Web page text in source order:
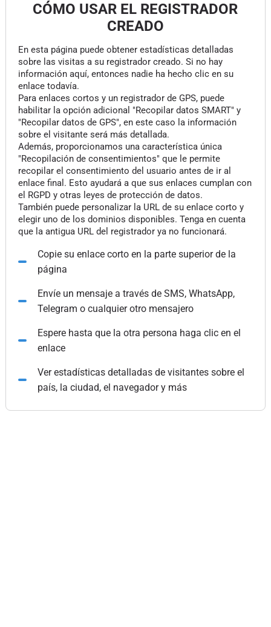
CÓMO USAR EL REGISTRADOR
CREADO
En esta página puede obtener estadísticas detalladas
sobre las visitas a su registrador creado. Si no hay
información aquí, entonces nadie ha hecho clic en su
enlace todavía.
Para enlaces cortos y un registrador de GPS, puede
habilitar la opción adicional "Recopilar datos SMART" y
"Recopilar datos de GPS", en este caso la información
sobre el visitante será más detallada.
Además, proporcionamos una característica única
"Recopilación de consentimientos" que le permite
recopilar el consentimiento del usuario antes de ir al
enlace final. Esto ayudará a que sus enlaces cumplan con
el RGPD y otras leyes de protección de datos.
También puede personalizar la URL de su enlace corto y
elegir uno de los dominios disponibles. Tenga en cuenta
que la antigua URL del registrador ya no funcionará.
Copie su enlace corto en la parte superior de la
página
Envíe un mensaje a través de SMS, WhatsApp,
Telegram o cualquier otro mensajero
Espere hasta que la otra persona haga clic en el
enlace
Ver estadísticas detalladas de visitantes sobre el
país, la ciudad, el navegador y más